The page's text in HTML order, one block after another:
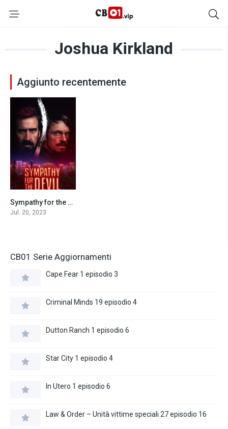
Joshua Kirkland
Aggiunto recentemente
7.4
Sympathy for the Devil (2023)
Jul. 20, 2023
CB01 Serie Aggiornamenti
Cape Fear 1 episodio 3
Criminal Minds 19 episodio 4
Dutton Ranch 1 episodio 6
Star City 1 episodio 4
In Utero 1 episodio 6
Law & Order – Unità vittime speciali 27 episodio 16